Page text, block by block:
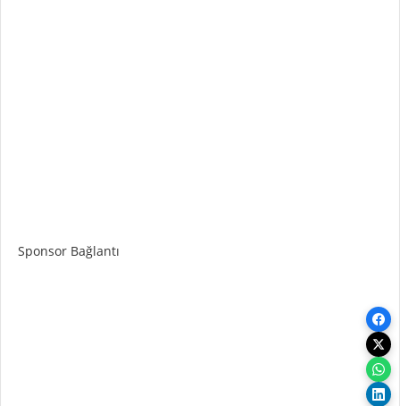
Sponsor Bağlantı